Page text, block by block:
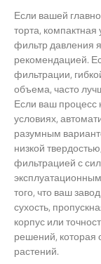
Если вашей
торта,
фильтр давления
рекомендацией.
фильтрации,
объема, часто
Если ваш процесс
условиях,
разумным
низкой
фильтрацией с
того, что ваш
сухость,
корпус или
решений, которая
растений.